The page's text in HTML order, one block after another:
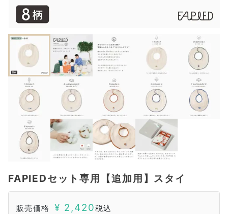
FAPIEDセット専用【追加用】スタイ
販売価格 ¥ 2,420税込